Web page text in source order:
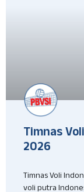
Timnas
2026
Timnas Voli
voli putra